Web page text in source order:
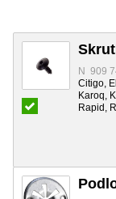
N 909
Citigo,
Karoq,
Rapid,